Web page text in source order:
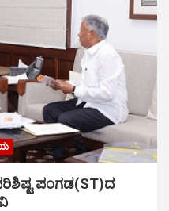
ಪಂಗಡ(ST)ದ